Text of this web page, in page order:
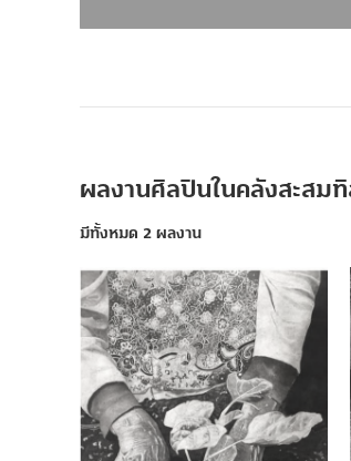
ผลงานศิลปินในคลังสะสมทิ
มีทั้งหมด 2 ผลงาน